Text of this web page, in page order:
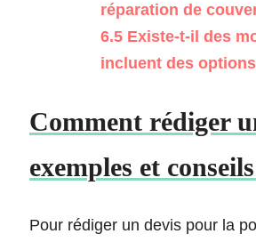
réparation de
6.5 Existe-t-il des
incluent des
Comment rédiger
exemples et
Pour rédiger un devis pour la